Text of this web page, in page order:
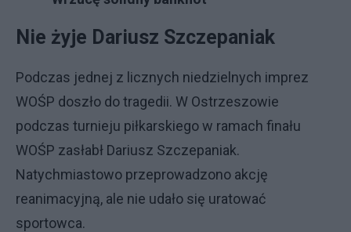
Nie żyje Dariusz Szczepaniak
Podczas jednej z licznych niedzielnych imprez
WOŚP doszło do tragedii. W Ostrzeszowie
podczas turnieju piłkarskiego w ramach finału
WOŚP zasłabł Dariusz Szczepaniak.
Natychmiastowo przeprowadzono akcję
reanimacyjną, ale nie udało się uratować
sportowca.